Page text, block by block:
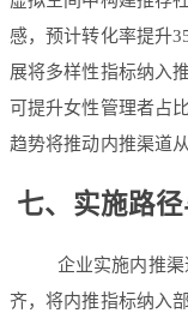
感，预计转化率提升
展将多样性指标纳入
可提升女性管理者占
趋势将推动内推渠道
七、实施路
企业实施内推
齐，将内推指标纳入